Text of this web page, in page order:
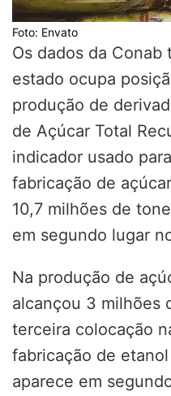
Foto: Envato
Os dados da Conab
estado ocupa
produção de
de Açúcar Total
indicador usado
fabricação de
10,7 milhões de
em segundo lugar
Na produção de
alcançou 3 milhões
terceira colocação
fabricação de
aparece em